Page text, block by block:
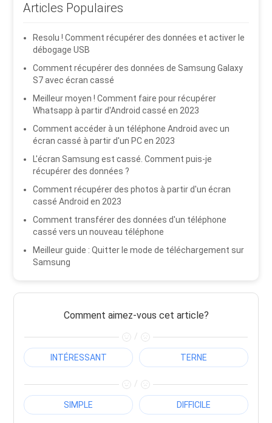
Articles Populaires
Resolu ! Comment récupérer des données et activer le
débogage USB
Comment récupérer des données de Samsung Galaxy
S7 avec écran cassé
Meilleur moyen ! Comment faire pour récupérer
Whatsapp à partir d'Android cassé en 2023
Comment accéder à un téléphone Android avec un
écran cassé à partir d'un PC en 2023
L'écran Samsung est cassé. Comment puis-je
récupérer des données ?
Comment récupérer des photos à partir d'un écran
cassé Android en 2023
Comment transférer des données d'un téléphone
cassé vers un nouveau téléphone
Meilleur guide : Quitter le mode de téléchargement sur
Samsung
Comment aimez-vous cet article?
/
INTÉRESSANT TERNE
/
SIMPLE DIFFICILE